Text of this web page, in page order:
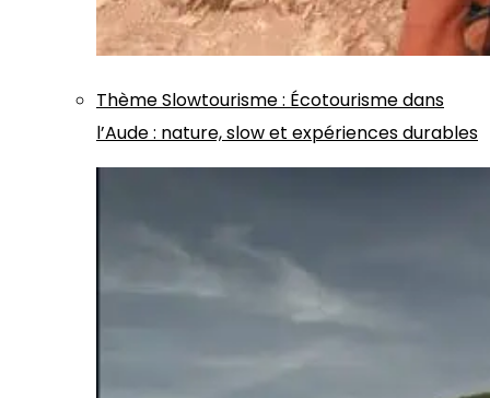
ThèmeSlowtourisme: Écotourisme dans
l’Aude : nature, slow et expériences durables